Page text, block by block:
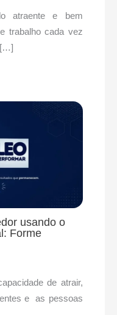
atraente e bem
trabalho cada vez
[…]
usando o
Forme
de atrair,
e as pessoas